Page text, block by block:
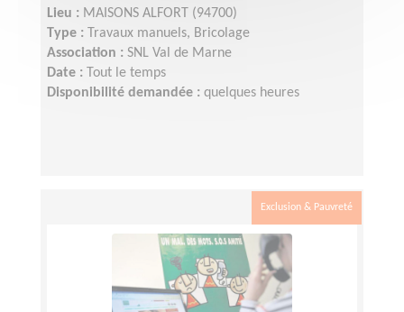
Lieu : MAISONS ALFORT (94700)
Type :
Travaux manuels, Bricolage
Association : SNL Val de Marne
Date :
Tout le temps
Disponibilité demandée : quelques heures
Exclusion & Pauvreté